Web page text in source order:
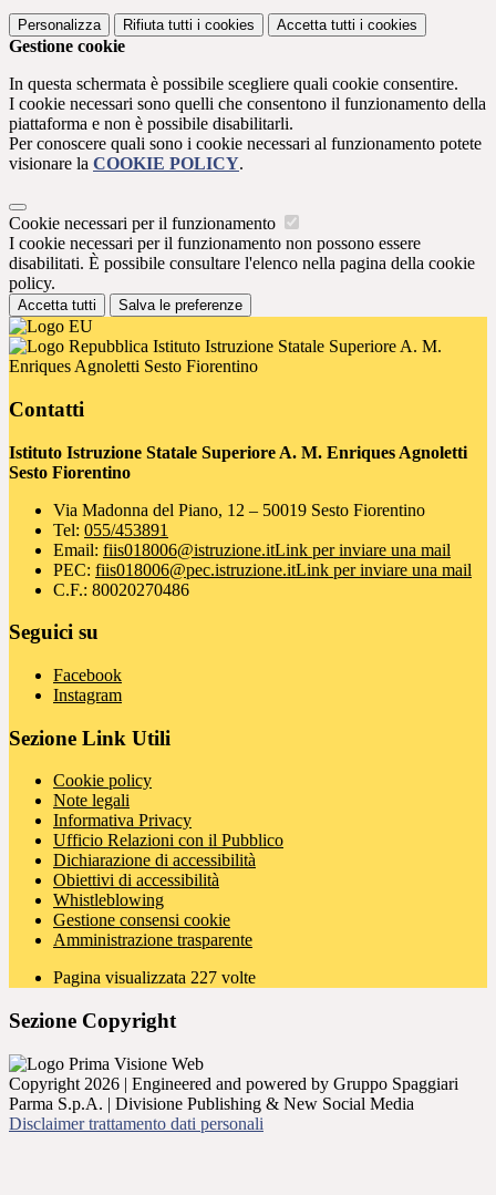
Personalizza Rifiuta tutti i cookies Accetta tutti i cookies
Gestione cookie
In questa schermata è possibile scegliere quali cookie consentire.
I cookie necessari sono quelli che consentono il funzionamento della
piattaforma e non è possibile disabilitarli.
Per conoscere quali sono i cookie necessari al funzionamento potete
visionare la COOKIE POLICY.
Cookie necessari per il funzionamento
I cookie necessari per il funzionamento non possono essere
disabilitati. È possibile consultare l'elenco nella pagina della cookie
policy.
Accetta tutti Salva le preferenze
Istituto Istruzione Statale Superiore A. M.
Enriques Agnoletti Sesto Fiorentino
Contatti
Istituto Istruzione Statale Superiore A. M. Enriques Agnoletti
Sesto Fiorentino
Via Madonna del Piano, 12 – 50019 Sesto Fiorentino
Tel: 055/453891
Email: fiis018006@istruzione.itLink per inviare una mail
PEC: fiis018006@pec.istruzione.itLink per inviare una mail
C.F.: 80020270486
Seguici su
Facebook
Instagram
Sezione Link Utili
Cookie policy
Note legali
Informativa Privacy
Ufficio Relazioni con il Pubblico
Dichiarazione di accessibilità
Obiettivi di accessibilità
Whistleblowing
Gestione consensi cookie
Amministrazione trasparente
Pagina visualizzata 227 volte
Sezione Copyright
Copyright 2026 | Engineered and powered by Gruppo Spaggiari
Parma S.p.A. | Divisione Publishing & New Social Media
Disclaimer trattamento dati personali